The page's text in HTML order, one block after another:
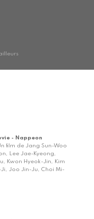
- Nappeon
film de Jang Sun-Woo
Lee Jae-Kyeong,
Kwon Hyeok-Jin, Kim
Ji, Joo Jin-Ju, Choi Mi-